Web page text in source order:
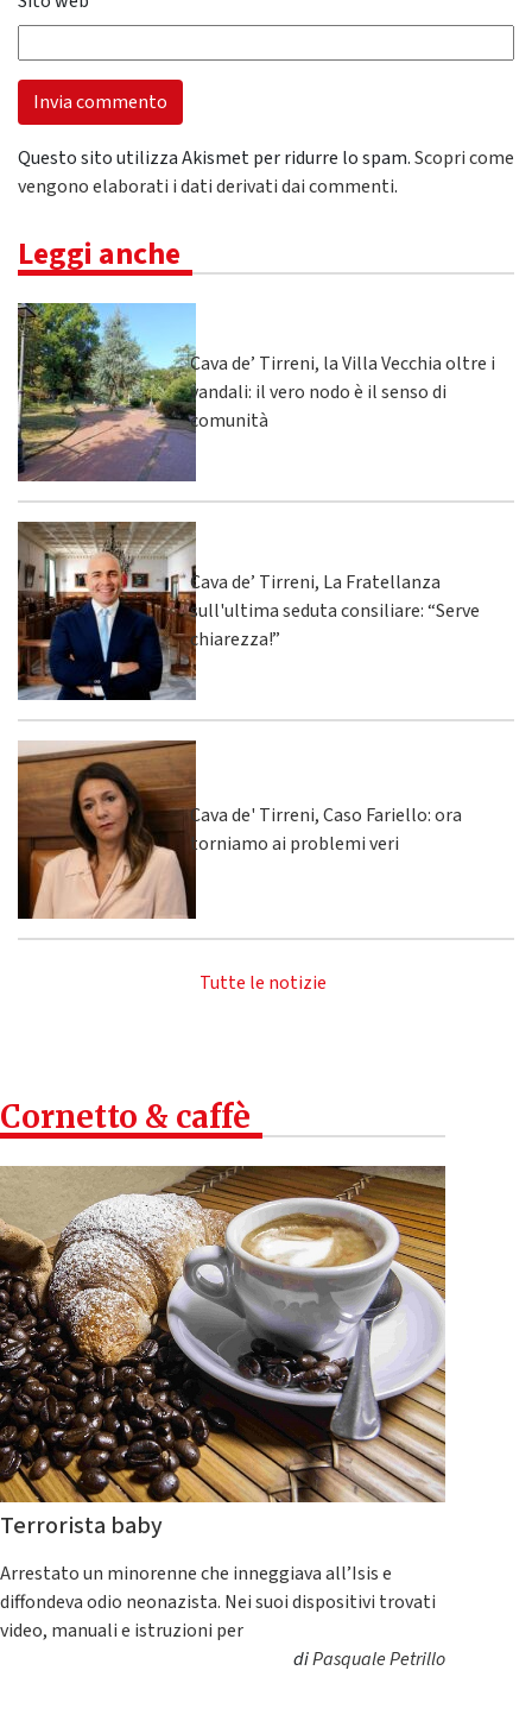
Questo sito utilizza Akismet per ridurre lo spam.Scopri come
vengono elaborati i dati derivati dai commenti.
Leggi anche
Cava de’ Tirreni, la Villa Vecchia oltre i
vandali: il vero nodo è il senso di
comunità
Cava de’ Tirreni, La Fratellanza
sull'ultima seduta consiliare: “Serve
chiarezza!”
Cava de' Tirreni, Caso Fariello: ora
torniamo ai problemi veri
Tutte le notizie
Cornetto & caffè
Terrorista baby
Arrestato un minorenne che inneggiava all’Isis e
diffondeva odio neonazista. Nei suoi dispositivi trovati
video, manuali e istruzioni per
diPasquale Petrillo